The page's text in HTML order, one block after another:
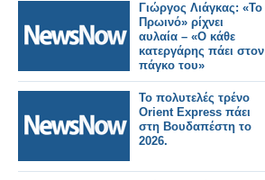
Γιώργος Λιάγκας: «Το
Πρωινό» ρίχνει
αυλαία – «Ο κάθε
κατεργάρης πάει στον
πάγκο του»
Το πολυτελές τρένο
Orient Express πάει
στη Βουδαπέστη το
2026.